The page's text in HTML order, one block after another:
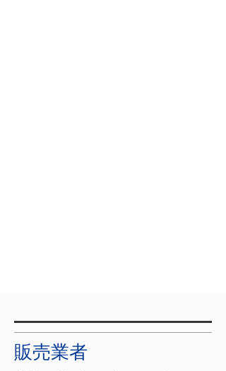
販売業者